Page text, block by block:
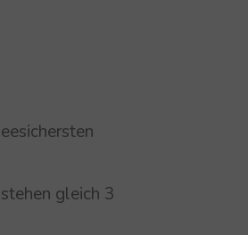
gleich 3